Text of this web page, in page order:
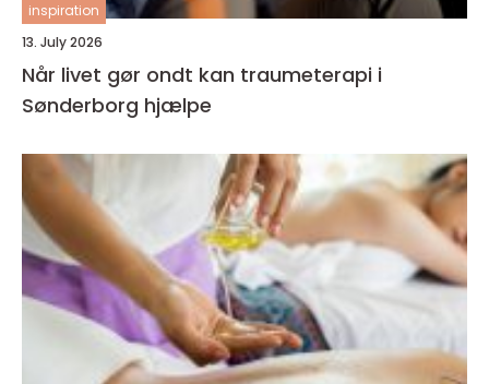
inspiration
13. July 2026
Når livet gør ondt kan traumeterapi i
Sønderborg hjælpe